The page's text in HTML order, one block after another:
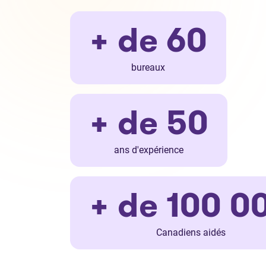
+ de 60
bureaux
+ de 50
ans d'expérience
+ de 100
Canadiens aidés